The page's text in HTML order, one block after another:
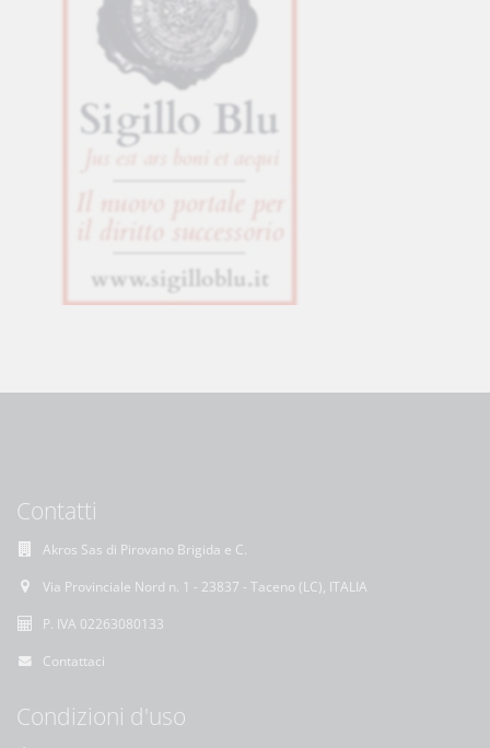
Contatti
Akros Sas di Pirovano Brigida e C.
Via Provinciale Nord n. 1 - 23837 - Taceno (LC), ITALIA
P. IVA 02263080133
Contattaci
Condizioni d'uso